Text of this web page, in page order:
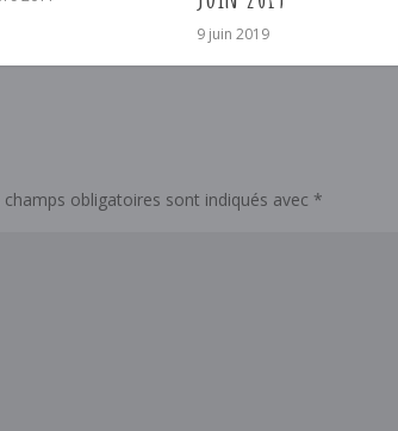
9 juin 2019
champs obligatoires sont indiqués avec *